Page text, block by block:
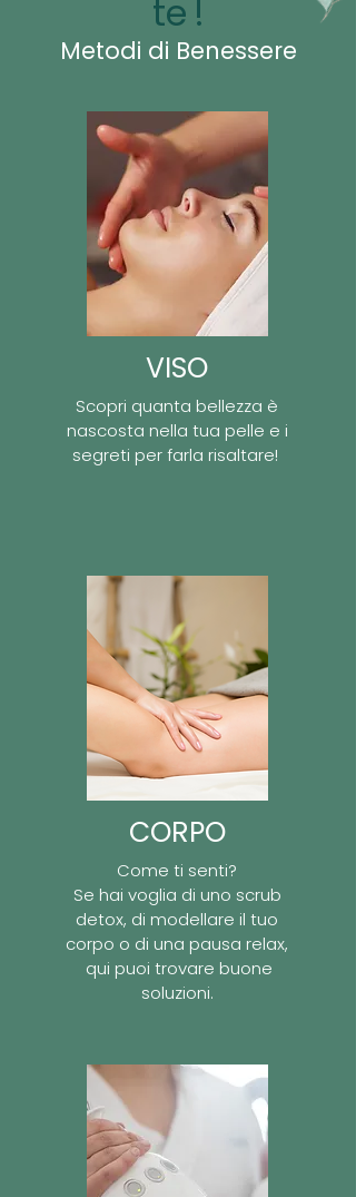
te !
Metodi di Benessere
VISO
Scopri quanta bellezza è
nascosta nella tua pelle e i
segreti per farla risaltare!
CORPO
Come ti senti?
Se hai voglia di uno scrub
detox, di modellare il tuo
corpo o di una pausa relax,
qui puoi trovare buone
soluzioni.